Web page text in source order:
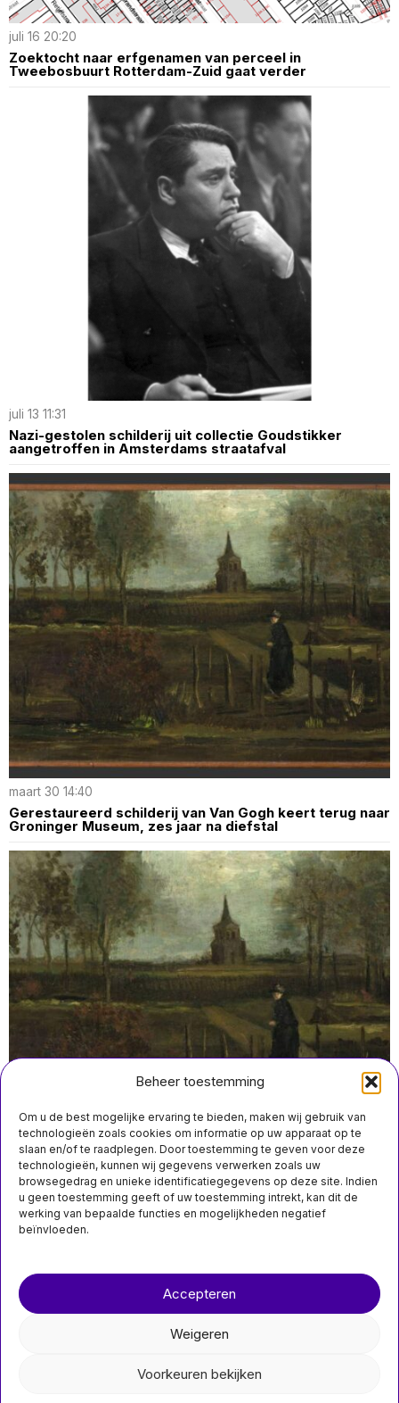
Beheer toestemming
Om u de best mogelijke ervaring te bieden, maken wij gebruik van
technologieën zoals cookies om informatie op uw apparaat op te
slaan en/of te raadplegen. Door toestemming te geven voor deze
technologieën, kunnen wij gegevens verwerken zoals uw
browsegedrag en unieke identificatiegegevens op deze site. Indien
u geen toestemming geeft of uw toestemming intrekt, kan dit de
werking van bepaalde functies en mogelijkheden negatief
beïnvloeden.
Accepteren
Weigeren
Voorkeuren bekijken
juli 16 20:20
Zoektocht naar erfgenamen van perceel in
Tweebosbuurt Rotterdam-Zuid gaat verder
juli 13 11:31
Nazi-gestolen schilderij uit collectie Goudstikker
aangetroffen in Amsterdams straatafval
maart 30 14:40
Gerestaureerd schilderij van Van Gogh keert terug naar
Groninger Museum, zes jaar na diefstal
maart 30 11:10
Van Gogh’s gestolen schilderij Lentetuin keert na zes
jaar terug in Groninger Museum
nieuwsimpuls.online
nieuwsimpuls.online
MIS HET NIET
Joodse groepen
geschokt door
Nederlandse minister
West niet blokkeert